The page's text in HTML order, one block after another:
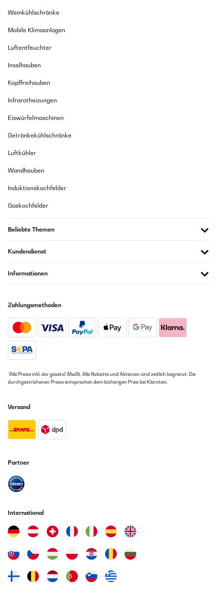
Weinkühlschränke
Mobile Klimaanlagen
Luftentfeuchter
Inselhauben
Kopffreihauben
Infrarotheizungen
Eiswürfelmaschinen
Getränkekühlschränke
Luftkühler
Wandhauben
Induktionskochfelder
Gaskochfelder
Beliebte Themen
Kundendienst
Informationen
Zahlungsmethoden
*Alle Preise inkl. der gesetzl. MwSt. Alle Rabatte und Aktionen sind zeitlich begrenzt. Die
durchgestrichenen Preise entsprechen dem bisherigen Preis bei Klarstein.
Versand
Partner
International